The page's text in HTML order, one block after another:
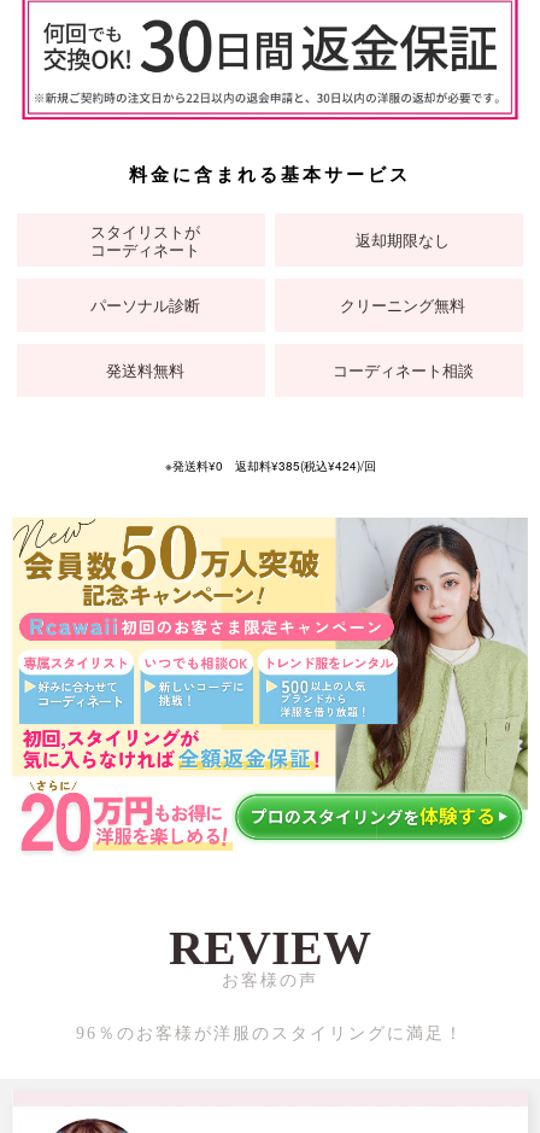
料金に含まれる基本サービス
スタイリストが
コーディネート 返却期限なし
パーソナル診断 クリーニング無料
発送料無料 コーディネート相談
※発送料¥0 返却料¥385(税込¥424)/回
REVIEW
お客様の声
96％のお客様が洋服のスタイリングに満足！